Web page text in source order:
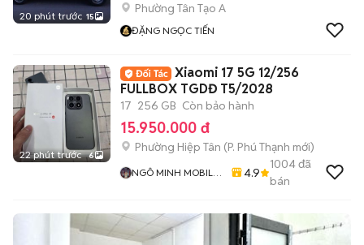
20 phút trước 15
Phường Tân Tạo A
ĐẶNG NGỌC TIẾN
22 phút trước 6
Xiaomi 17 5G 12/256
FULLBOX TGDĐ T5/2028
17 256 GB Còn bảo hành
15.950.000 đ
Phường Hiệp Tân (P. Phú Thạnh mới)
NGÔ MINH MOBILE
4.9
1004đã
bán